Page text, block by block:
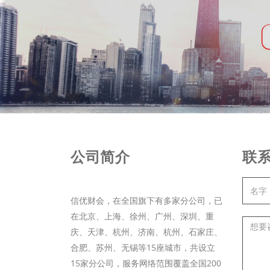
公司简介
信优财会，在全国旗下有多家分公司，已
在北京、上海、徐州、广州、深圳、重
庆、天津、杭州、济南、杭州、石家庄、
合肥、苏州、无锡等15座城市，共设立
15家分公司，服务网络范围覆盖全国200
联